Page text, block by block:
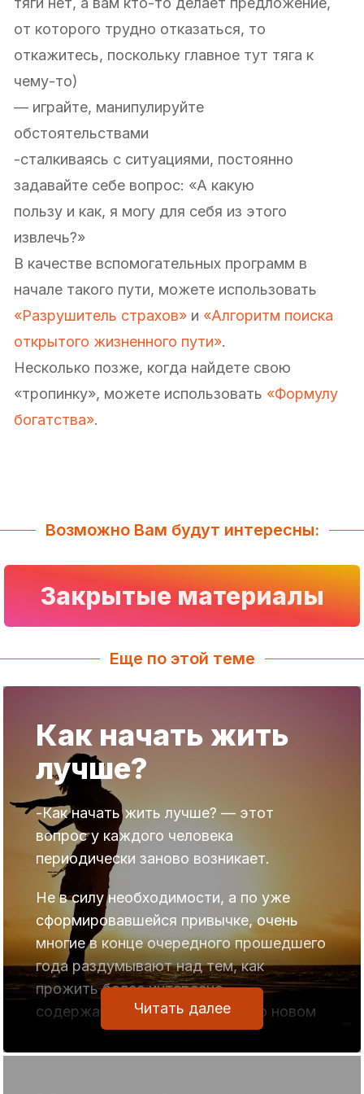
от которого трудно отказаться, то
откажитесь, поскольку главное тут тяга к
чему-то)
— играйте, манипулируйте
обстоятельствами
-сталкиваясь с ситуациями, постоянно
задавайте себе вопрос: «А какую
пользу и как, я могу для себя из этого
извлечь?»
В качестве вспомогательных программ в
начале такого пути, можете использовать
«Разрушитель страхов» и «Алгоритм поиска
открытого жизненного пути».
Несколько позже, когда найдете свою
«тропинку», можете использовать «Формулу
богатства».
Возможно Вам будут интересны:
Закрытые материалы
Еще по этой теме
Как начать жить
лучше?
-Как начать жить лучше? — этот
вопрос у каждого человека
периодически заново возникает.
Не в силу необходимости, а по уже
сформировавшейся привычке, очень
многие в конце очередного прошедшего
года раздумывают над тем, как
прожить более интересно,
содержательно, на качественно новом
уровне предстоящий год.
Читать далее